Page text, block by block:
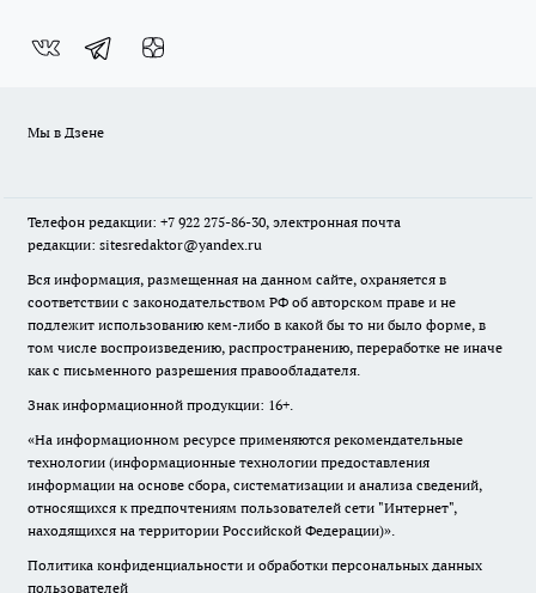
Мы в Дзене
Телефон редакции: +7 922 275-86-30, электронная почта
редакции: sitesredaktor@yandex.ru
Вся информация, размещенная на данном сайте, охраняется в
соответствии с законодательством РФ об авторском праве и не
подлежит использованию кем-либо в какой бы то ни было форме, в
том числе воспроизведению, распространению, переработке не иначе
как с письменного разрешения правообладателя.
Знак информационной продукции: 16+.
«На информационном ресурсе применяются рекомендательные
технологии (информационные технологии предоставления
информации на основе сбора, систематизации и анализа сведений,
относящихся к предпочтениям пользователей сети "Интернет",
находящихся на территории Российской Федерации)».
Политика конфиденциальности и обработки персональных данных
пользователей